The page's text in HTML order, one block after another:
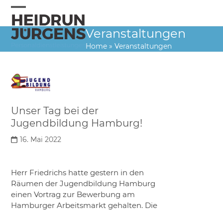
Skip
content
Open
mobile
menu
Close
mobile
menu
Veranstaltungen
Home »Veranstaltungen
Unser Tag bei der
Jugendbildung Hamburg!
16. Mai 2022
Herr Friedrichs hatte gestern in den
Räumen der Jugendbildung Hamburg
einen Vortrag zur Bewerbung am
Hamburger Arbeitsmarkt gehalten. Die